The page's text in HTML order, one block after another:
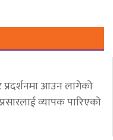
आउन लागेको
व्यापक पारिएको